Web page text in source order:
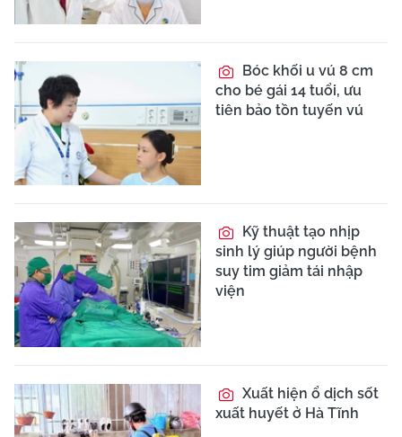
Bóc khối u vú 8 cm
cho bé gái 14 tuổi, ưu
tiên bảo tồn tuyến vú
Kỹ thuật tạo nhịp
sinh lý giúp người bệnh
suy tim giảm tái nhập
viện
Xuất hiện ổ dịch sốt
xuất huyết ở Hà Tĩnh